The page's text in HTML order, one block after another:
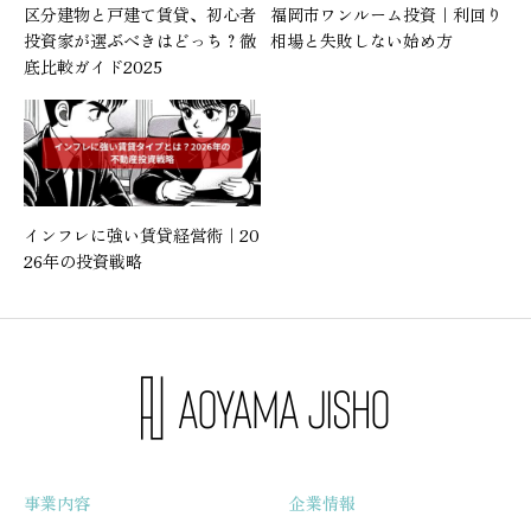
区分建物と戸建て賃貸、初心者
投資家が選ぶべきはどっち？徹
底比較ガイド2025
福岡市ワンルーム投資｜利回り
相場と失敗しない始め方
インフレに強い賃貸経営術｜20
26年の投資戦略
事業内容
企業情報